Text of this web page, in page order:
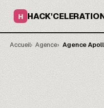
H
Accueil Agence Agence